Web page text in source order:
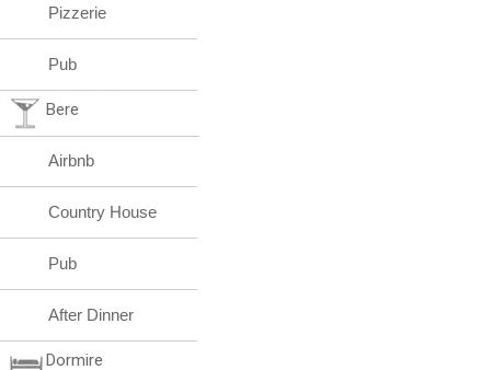
Pizzerie
Pub
Bere
Airbnb
Country House
Pub
After Dinner
Dormire